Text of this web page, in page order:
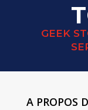
GEEK
A PROPOS